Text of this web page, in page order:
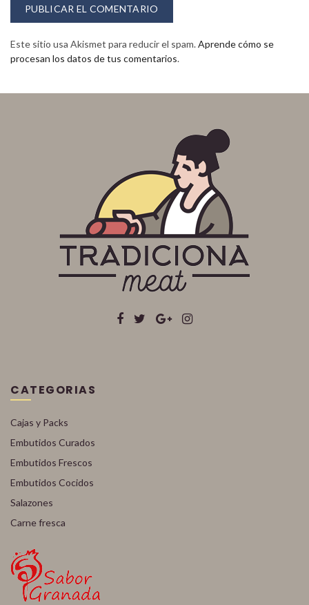
Este sitio usa Akismet para reducir el spam.Aprende cómo se
procesan los datos de tus comentarios.
CATEGORIAS
Cajas y Packs
Embutidos Curados
Embutidos Frescos
Embutidos Cocidos
Salazones
Carne fresca